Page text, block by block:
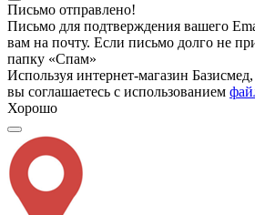
Письмо отправлено!
Письмо для подтверждения вашего
вам на почту. Если письмо долго не
папку «Спам»
Используя интернет-магазин Базисмед,
вы соглашаетесь с использованием
Хорошо